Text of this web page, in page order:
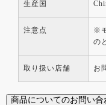
生産国
注意点
※
の
取り扱い店舗 お
商品についてのお問い合